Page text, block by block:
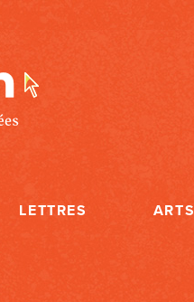
LETTRES ARTS